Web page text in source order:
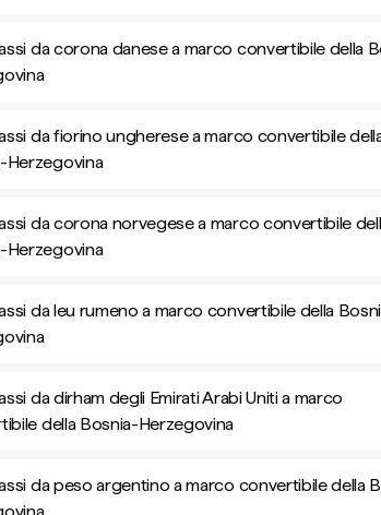
da corona danese a marco convertibile della
da fiorino ungherese a marco convertibile
Herzegovina
da corona norvegese a marco convertibile
Herzegovina
da leu rumeno a marco convertibile della
da dirham degli Emirati Arabi Uniti a marco
della Bosnia-Herzegovina
da peso argentino a marco convertibile della